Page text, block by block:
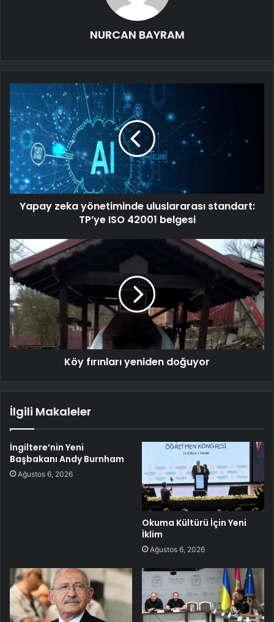
NURCAN BAYRAM
Yapay zeka yönetiminde uluslararası standart:
TP’ye ISO 42001 belgesi
Köy fırınları yeniden doğuyor
İlgili Makaleler
İngiltere’nin Yeni
Başbakanı Andy Burnham
Ağustos 6, 2026
Okuma Kültürü İçin Yeni
İklim
Ağustos 6, 2026